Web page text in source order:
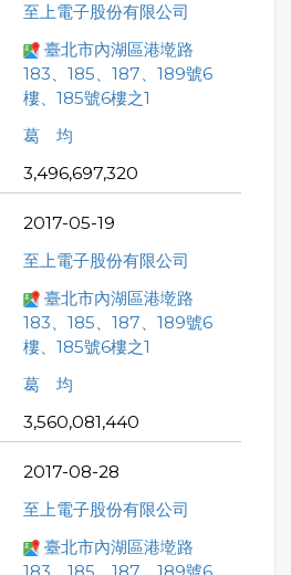
至上電子股份有限公司
臺北市內湖區港墘路
183、185、187、189號6
樓、185號6樓之1
葛 均
3,496,697,320
2017-05-19
至上電子股份有限公司
臺北市內湖區港墘路
183、185、187、189號6
樓、185號6樓之1
葛 均
3,560,081,440
2017-08-28
至上電子股份有限公司
臺北市內湖區港墘路